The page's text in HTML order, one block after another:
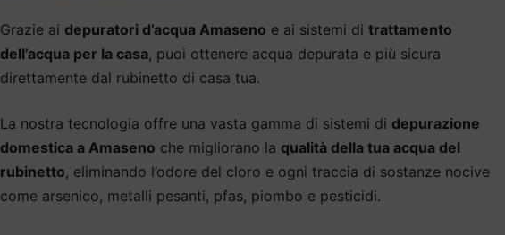
Grazie ai depuratori d’acqua Amaseno e ai sistemi di trattamento
dell’acqua per la casa, puoi ottenere acqua depurata e più sicura
direttamente dal rubinetto di casa tua.
La nostra tecnologia offre una vasta gamma di sistemi di depurazione
domestica a Amaseno che migliorano la qualità della tua acqua del
rubinetto, eliminando l’odore del cloro e ogni traccia di sostanze nocive
come arsenico, metalli pesanti, pfas, piombo e pesticidi.